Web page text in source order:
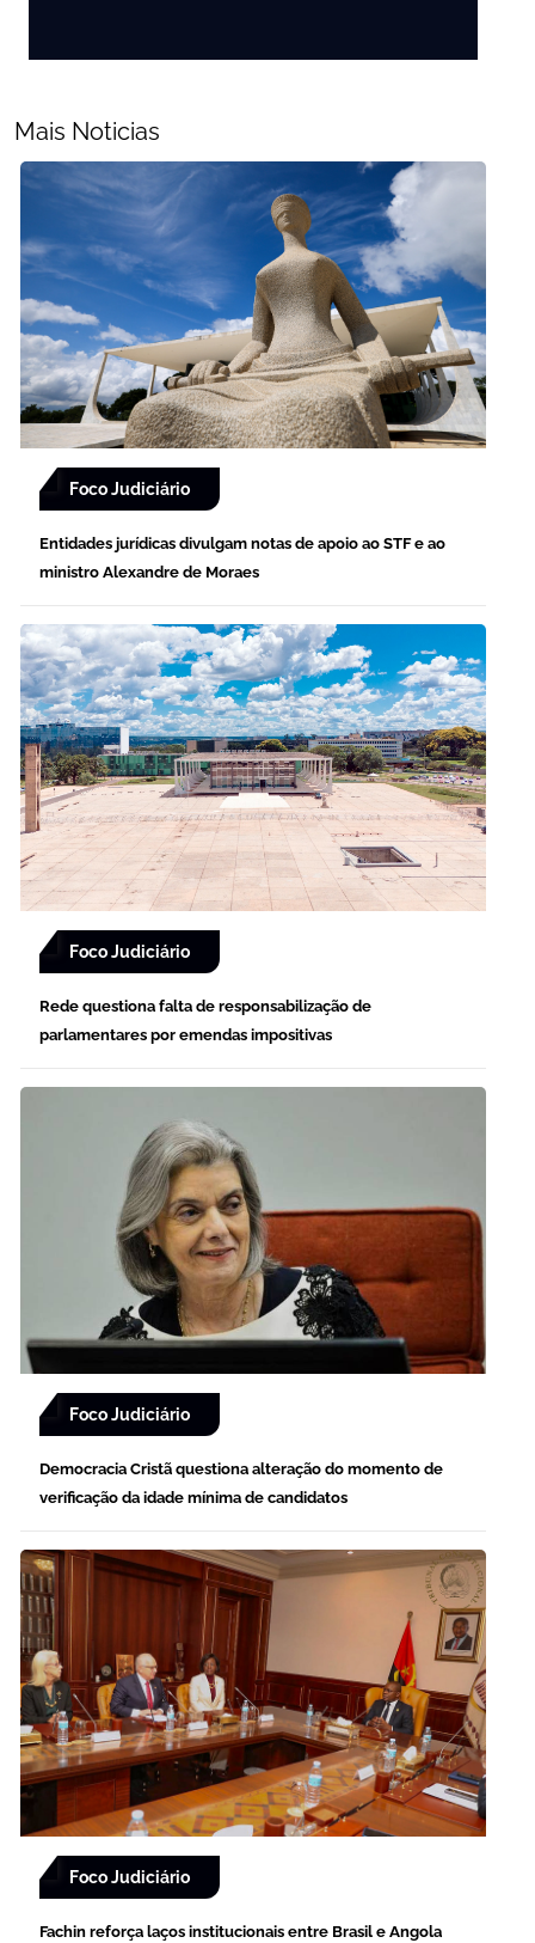
Mais Noticias
Foco Judiciário
Entidades jurídicas divulgam notas de apoio ao STF e ao
ministro Alexandre de Moraes
Foco Judiciário
Rede questiona falta de responsabilização de
parlamentares por emendas impositivas
Foco Judiciário
Democracia Cristã questiona alteração do momento de
verificação da idade mínima de candidatos
Foco Judiciário
Fachin reforça laços institucionais entre Brasil e Angola